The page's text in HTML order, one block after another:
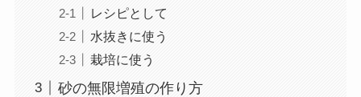
レシピとして
水抜きに使う
栽培に使う
砂の無限増殖の作り方